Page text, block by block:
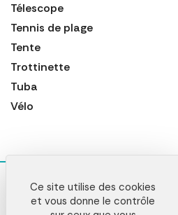
Télescope
Tennis de plage
Tente
Trottinette
Tuba
Vélo
Ce site utilise des cookies
et vous donne le contrôle